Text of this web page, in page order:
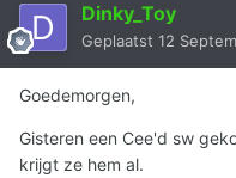
Dinky_Toy
Geplaatst 12
Goedemorgen,
Gisteren een Cee'd sw
krijgt ze hem al.